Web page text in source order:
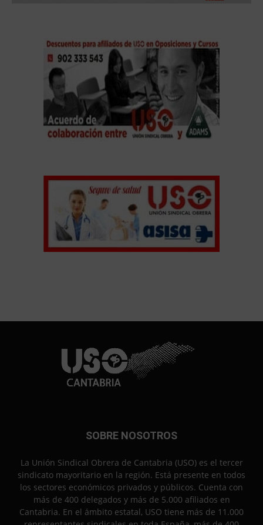
SOBRE NOSOTROS
La Unión Sindical Obrera de Cantabria (USO) es el tercer
sindicato mayoritario en la región. Está presente en todos
los sectores económicos privados y públicos. Cuenta con
más de 400 delegados y más de 5.000 afiliados en
Cantabria. En el ámbito estatal, USO tiene más de 11.000